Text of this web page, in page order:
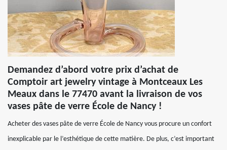
Demandez d’abord votre prix d’achat de
Comptoir art jewelry vintage à Montceaux Les
Meaux dans le 77470 avant la livraison de vos
vases pâte de verre École de Nancy !
Acheter des vases pâte de verre École de Nancy vous procure un confort
inexplicable par le l’esthétique de cette matière. De plus, c’est important